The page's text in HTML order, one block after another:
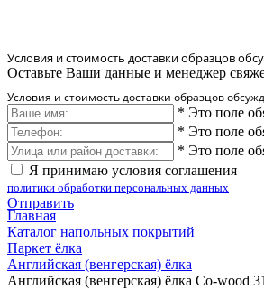
Условия и стоимость доставки образцов
Оставьте Ваши данные и менеджер
Условия и стоимость доставки образцов
* Это поле
* Это поле
* Это поле
Я принимаю условия соглашения
политики обработки персональных данных
Отправить
Главная
Каталог напольных покрытий
Паркет ёлка
Английская (венгерская) ёлка
Английская (венгерская) ёлка Co-wood